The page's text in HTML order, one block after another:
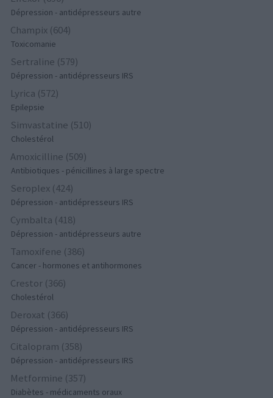
Dépression - antidépresseurs autre
Champix (604)
Toxicomanie
Sertraline (579)
Dépression - antidépresseurs IRS
Lyrica (572)
Epilepsie
Simvastatine (510)
Cholestérol
Amoxicilline (509)
Antibiotiques - pénicillines à large spectre
Seroplex (424)
Dépression - antidépresseurs IRS
Cymbalta (418)
Dépression - antidépresseurs autre
Tamoxifene (386)
Cancer - hormones et antihormones
Crestor (366)
Cholestérol
Deroxat (366)
Dépression - antidépresseurs IRS
Citalopram (358)
Dépression - antidépresseurs IRS
Metformine (357)
Diabètes - médicaments oraux